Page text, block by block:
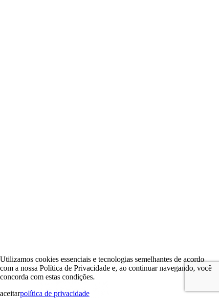
Utilizamos cookies essenciais e tecnologias semelhantes de acordo
com a nossa Política de Privacidade e, ao continuar navegando, você
concorda com estas condições.
aceitarpolítica de privacidade